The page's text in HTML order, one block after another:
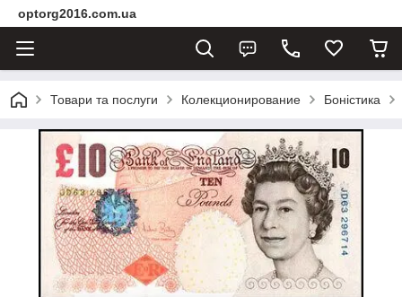
optorg2016.com.ua
Товари та послуги Колекционирование Боністика